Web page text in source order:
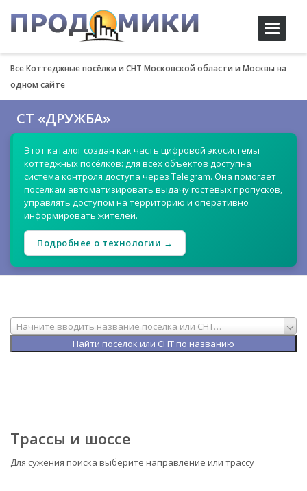
Toggle
Все Коттеджные посёлки и СНТ Московской области и Москвы на
одном сайте
СТ «ДРУЖБА»
Этот каталог создан как часть цифровой экосистемы
коттеджных посёлков: для всех объектов доступна
система контроля доступа через Telegram. Она помогает
посёлкам автоматизировать выдачу гостевых пропусков,
управлять доступом на территорию и оперативно
информировать жителей.
Подробнее о технологии →
Начните вводить название поселка или СНТ…
Трассы и шоссе
Для сужения поиска выберите направление или трассу